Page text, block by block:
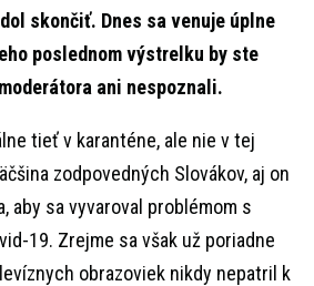
skončiť. Dnes sa venuje úplne
poslednom výstrelku by ste
ani nespoznali.
tieť v karanténe, ale nie v tej
zodpovedných Slovákov, aj on
aby sa vyvaroval problémom s
19. Zrejme sa však už poriadne
obrazoviek nikdy nepatril k